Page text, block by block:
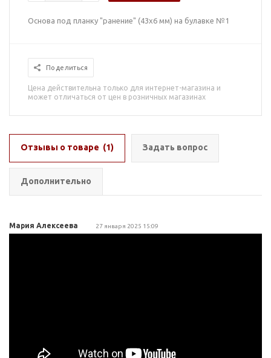
Основа под планку "ранение" (43х6 мм) на булавке №1
Поделиться
Цена действительна только для интернет-магазина и
может отличаться от цен в розничных магазинах
Отзывы о товаре (1) Задать вопрос
Дополнительно
Мария Алексеева 27 января 2025 15:09